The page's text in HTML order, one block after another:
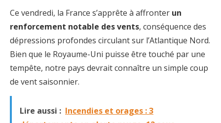
Ce vendredi, la France s’apprête à affronter un
renforcement notable des vents, conséquence des
dépressions profondes circulant sur l’Atlantique Nord.
Bien que le Royaume-Uni puisse être touché par une
tempête, notre pays devrait connaître un simple coup
de vent saisonnier.
Lire aussi : Incendies et orages : 3